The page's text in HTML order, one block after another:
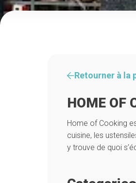
Retourner à la
HOME OF
Home of Cooking
cuisine, les
y trouve de quoi